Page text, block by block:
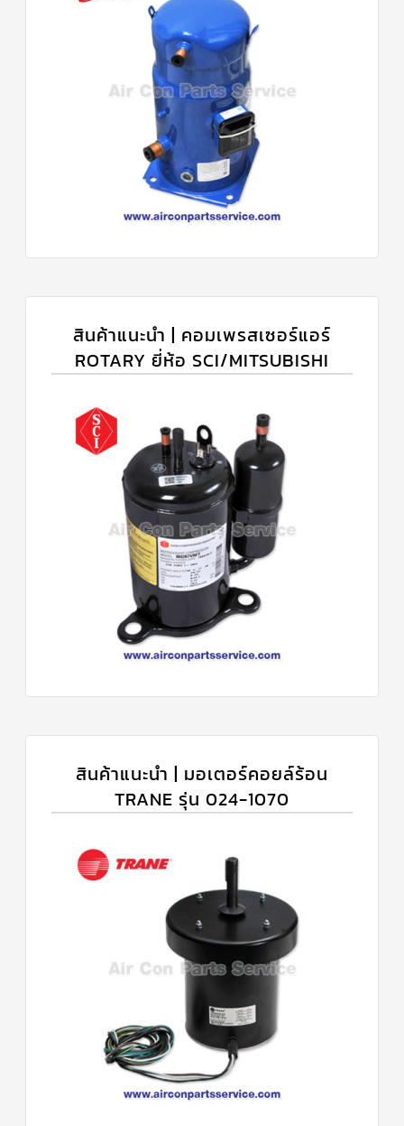
สินค้าแนะนำ | คอมเพรสเซอร์แอร์
ROTARY ยี่ห้อ SCI/MITSUBISHI
สินค้าแนะนำ | มอเตอร์คอยล์ร้อน
TRANE รุ่น 024-1070